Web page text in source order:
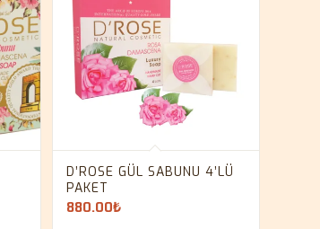
D’ROSE GÜL SABUNU 4’LÜ
PAKET
880.00₺